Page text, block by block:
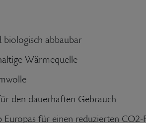
biologisch abbaubar
Wärmequelle
den dauerhaften Gebrauch
für einen reduzierten CO2-